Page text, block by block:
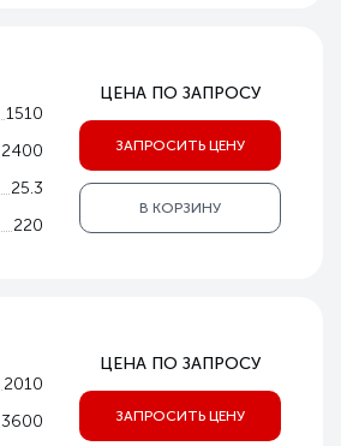
1510
2400
25.3
220
ЦЕНА ПО ЗАПРОСУ
ЗАПРОСИТЬ ЦЕНУ
В КОРЗИНУ
2010
3600
ЦЕНА ПО ЗАПРОСУ
ЗАПРОСИТЬ ЦЕНУ